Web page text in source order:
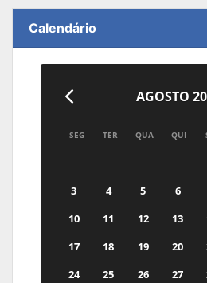
Calendário
AGOSTO
SEG TER QUA QUI
3
4 5 6
10
11 12 13
17
18 19 20
24
25 26 27